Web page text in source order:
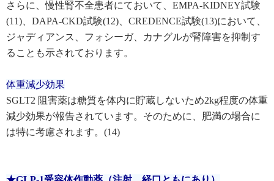
さらに、慢性腎不全患者にておいて、EMPA-KIDNEY試験
(11)、DAPA-CKD試験(12)、CREDENCE試験(13)において、
ジャディアンス、フォシーガ、カナグルが腎障害を抑制す
ることも示されております。
体重減少効果
SGLT2 阻害薬は糖質を体内に貯蔵しないため2kg程度の体重
減少効果が報告されています。そのために、肥満の場合に
は特に考慮されます。(14)